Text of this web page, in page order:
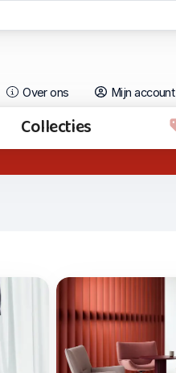
Over ons Mijn account
Collecties